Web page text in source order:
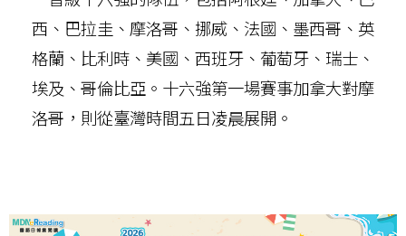
西、巴拉圭、摩洛哥、挪威、法國、墨西哥、英
格蘭、比利時、美國、西班牙、葡萄牙、瑞士、
埃及、哥倫比亞。十六強第一場賽事加拿大對摩
洛哥，則從臺灣時間五日凌晨展開。